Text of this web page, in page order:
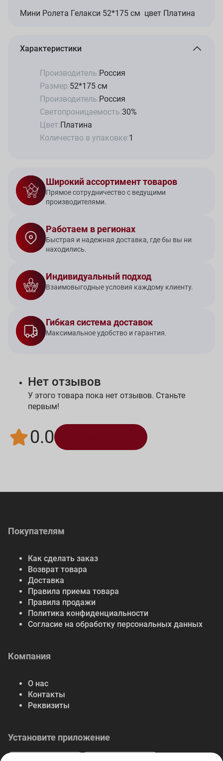
Мини Ролета Гелакси 52*175 см цвет Платина
Характеристики
Производитель:Россия
Размер:52*175 см
Производитель:Россия
Светопроницаемость:30%
Цвет:Платина
Количество в упаковке:1
Широкий ассортимент товаров
Прямое сотрудничество с ведущими
производителями.
Работаем в регионах
Быстрая и надежная доставка, где бы вы ни
находились.
Индивидуальный подход
Взаимовыгодные условия каждому клиенту.
Гибкая система доставок
Максимальное удобство и гарантия.
Нет отзывов
У этого товара пока нет отзывов. Станьте
первым!
0.0
Покупателям
Как сделать заказ
Возврат товара
Доставка
Правила приема товара
Правила продажи
Политика конфиденциальности
Согласие на обработку персональных данных
Компания
О нас
Контакты
Реквизиты
Установите приложение